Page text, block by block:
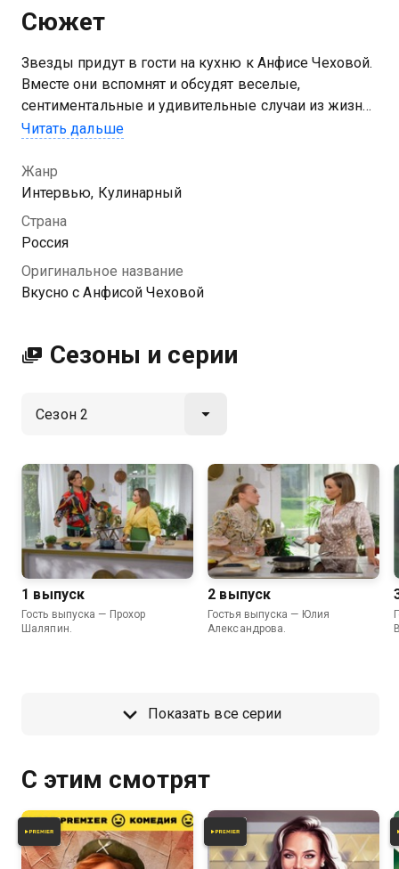
Сюжет
Звезды придут в гости на кухню к Анфисе Чеховой.
Вместе они вспомнят и обсудят веселые,
сентиментальные и удивительные случаи из жизни,
а также приготовят любимое блюдо героя из
Посмотреть онлайн 2 сезон сериала Вкусно с
Анфисой Чеховой вы можете совершенно
бесплатно в хорошем HD качестве на Казахтелеком
Читать дальше
Жанр
Интервью, Кулинарный
Страна
Россия
Оригинальное название
Вкусно с Анфисой Чеховой
Сезоны и серии
1 выпуск
Гость выпуска — Прохор
Шаляпин.
2 выпуск
Гостья выпуска — Юлия
Александрова.
Показать все серии
С этим смотрят